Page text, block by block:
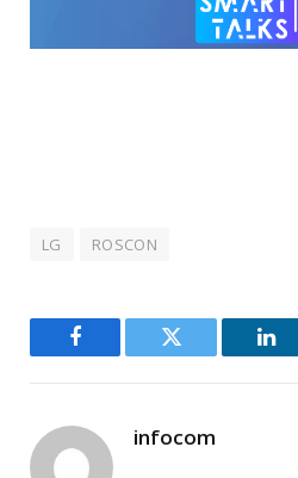
LG ROSCON
Facebook Twitter
infocom